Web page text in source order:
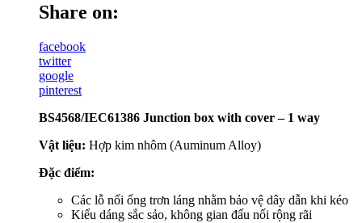
Share on:
facebook
twitter
google
pinterest
BS4568/IEC61386 Junction box with cover – 1 way
Vật liệu: Hợp kim nhôm (Auminum Alloy)
Đặc điểm:
Các lỗ nối ống trơn láng nhằm bảo vệ dây dẫn khi kéo
Kiểu dáng sắc sảo, không gian đấu nối rộng rãi